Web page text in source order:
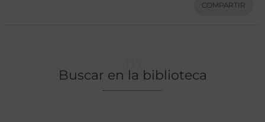
COMPARTIR
Buscar en la biblioteca